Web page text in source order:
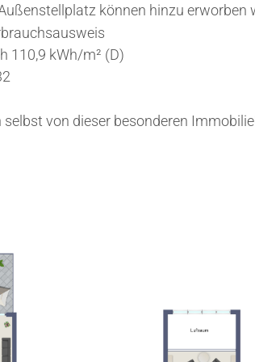
können hinzu erworben
110,9 kWh/m² (D)
selbst von dieser besonderen